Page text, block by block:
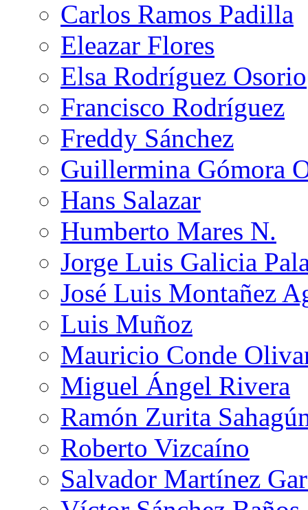
Carlos Ramos Padilla
Eleazar Flores
Elsa Rodríguez Osorio
Francisco Rodríguez
Freddy Sánchez
Guillermina Gómora
Hans Salazar
Humberto Mares N.
Jorge Luis Galicia
José Luis Montañez
Luis Muñoz
Mauricio Conde
Miguel Ángel Rivera
Ramón Zurita
Roberto Vizcaíno
Salvador Martínez